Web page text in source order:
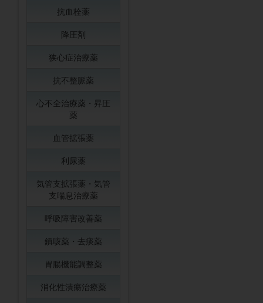
抗血栓薬
降圧剤
狭心症治療薬
抗不整脈薬
心不全治療薬・昇圧
薬
血管拡張薬
利尿薬
気管支拡張薬・気管
支喘息治療薬
呼吸障害改善薬
鎮咳薬・去痰薬
胃腸機能調整薬
消化性潰瘍治療薬